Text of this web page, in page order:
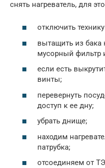
снять нагреватель, для
отключить
вытащить из
мусорный фильтр
если есть
винты;
перевернуть
доступ к ее дну;
убрать днище;
находим
патрубка;
отсоединяем от